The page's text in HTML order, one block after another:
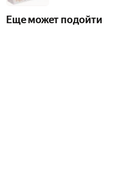
Еще может подойти